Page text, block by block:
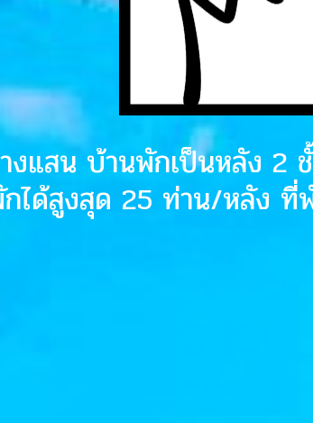
งแสน บ้านพักเป็นหลัง
ด้สูงสุด 25 ท่าน/หลัง ที่